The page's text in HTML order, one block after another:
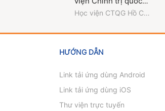
gia Hồ Chí Minh
(1957-2025)
Học viện CTQG Hồ Chí
HƯỚNG DẪN
Link tải ứng dùng Android
Link tải ứng dùng iOS
Thư viện trực tuyến